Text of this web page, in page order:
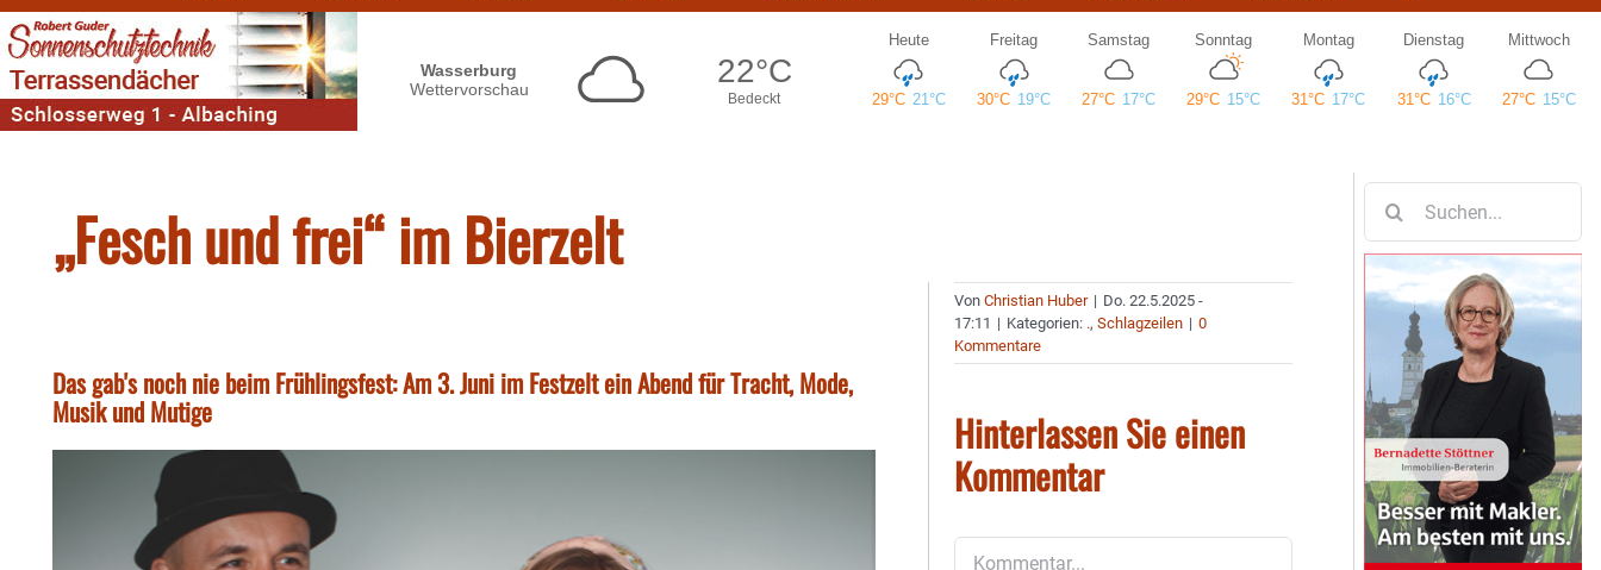
„Fesch und frei“ im Bierzelt
Das gab's noch nie beim Frühlingsfest: Am 3. Juni im Festzelt ein Abend für Tracht, Mode,
Musik und Mutige
VonChristian Huber | Do. 22.5.2025 -
17:11 | Kategorien: .,Schlagzeilen | 0
Kommentare
Hinterlassen Sie einen
Kommentar
nach: